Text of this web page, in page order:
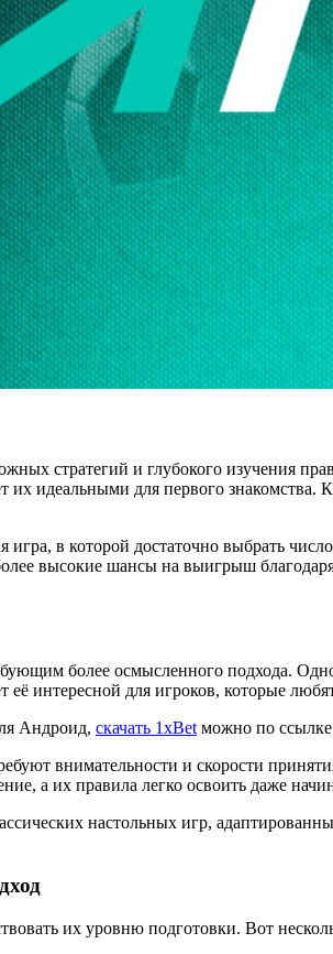
стратегий и глубокого изучения
идеальными для первого
в которой достаточно выбрать
высокие шансы на выигрыш
более осмысленного подхода.
её интересной для игроков, которые
Андроид, скачать 1xBet можно по ссылке
внимательности и скорости
а их правила легко освоить даже
настольных игр,
их уровню подготовки. Вот